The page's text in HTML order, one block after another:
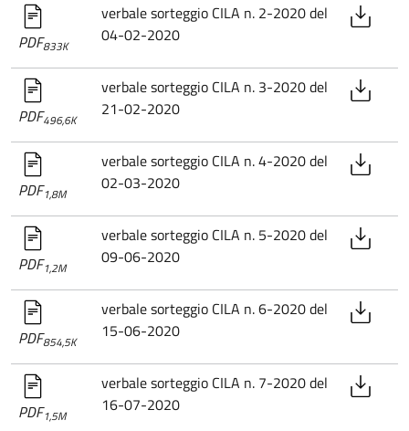
PDF833K
verbale sorteggio CILA n. 2-2020 del
04-02-2020
PDF496,6K
verbale sorteggio CILA n. 3-2020 del
21-02-2020
PDF1,8M
verbale sorteggio CILA n. 4-2020 del
02-03-2020
PDF1,2M
verbale sorteggio CILA n. 5-2020 del
09-06-2020
PDF854,5K
verbale sorteggio CILA n. 6-2020 del
15-06-2020
PDF1,5M
verbale sorteggio CILA n. 7-2020 del
16-07-2020